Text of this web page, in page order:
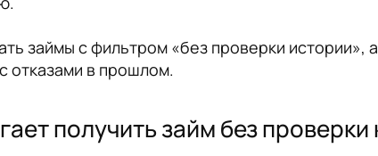
займы с фильтром «без проверки истории»,
отказами в прошлом.
получить займ без